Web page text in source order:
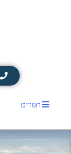
תפריט